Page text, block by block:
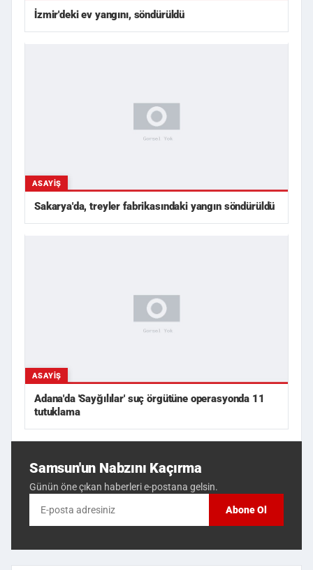
İzmir'deki ev yangını, söndürüldü
ASAYIŞ
Sakarya'da, treyler fabrikasındaki yangın söndürüldü
ASAYIŞ
Adana'da 'Sayğılılar' suç örgütüne operasyonda 11
tutuklama
Samsun'un Nabzını Kaçırma
Günün öne çıkan haberleri e-postana gelsin.
Abone Ol